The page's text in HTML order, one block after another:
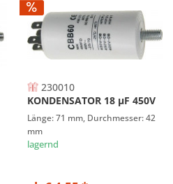
230010
KONDENSATOR 18 µF 450V
Länge: 71 mm, Durchmesser: 42
mm
lagernd